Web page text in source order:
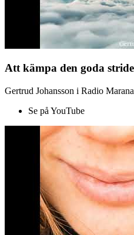
Att kämpa den goda
Gertrud Johansson i Radio
Se på YouTube